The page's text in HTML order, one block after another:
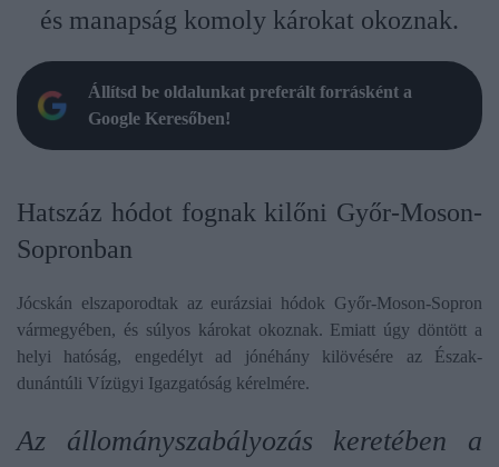
és manapság komoly károkat okoznak.
Állítsd be oldalunkat preferált forrásként a
Google Keresőben!
Hatszáz hódot fognak kilőni Győr-Moson-
Sopronban
Jócskán elszaporodtak az eurázsiai hódok Győr-Moson-Sopron
vármegyében, és súlyos károkat okoznak. Emiatt úgy döntött a
helyi hatóság, engedélyt ad jónéhány kilövésére az Észak-
dunántúli Vízügyi Igazgatóság kérelmére.
Az állományszabályozás keretében a